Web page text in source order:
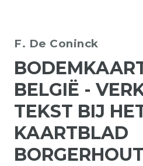
F. De Coninck
BELGIË -
TEKST BIJ
KAARTBLAD